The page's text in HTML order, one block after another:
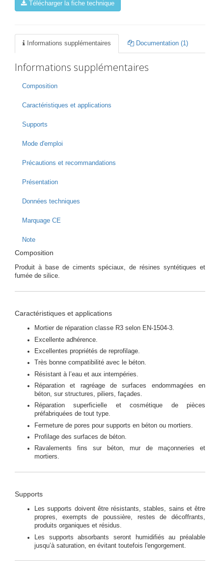
Télécharger la fiche technique
Informations supplémentaires Documentation (1)
Informations supplémentaires
Composition
Caractéristiques et applications
Supports
Mode d'emploi
Précautions et recommandations
Présentation
Données techniques
Marquage CE
Note
Composition
Produit à base de ciments spéciaux, de résines syntétiques et
fumée de silice.
Caractéristiques et applications
Mortier de réparation classe R3 selon EN-1504-3.
Excellente adhérence.
Excellentes propriétés de reprofilage.
Très bonne compatibilité avec le béton.
Résistant à l’eau et aux intempéries.
Réparation et ragréage de surfaces endommagées en
béton, sur structures, piliers, façades.
Réparation superficielle et cosmétique de pièces
préfabriquées de tout type.
Fermeture de pores pour supports en béton ou mortiers.
Profilage des surfaces de béton.
Ravalements fins sur béton, mur de maçonneries et
mortiers.
Supports
Les supports doivent être résistants, stables, sains et être
propres, exempts de poussière, restes de décoffrants,
produits organiques et résidus.
Les supports absorbants seront humidifiés au préalable
jusqu’à saturation, en évitant toutefois l'engorgement.